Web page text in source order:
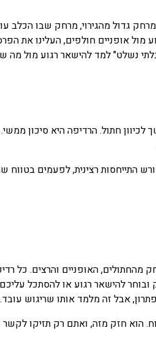
גדול מהגירוי, מרחק שבו
מול אופניים חולפים, העלינו את
נשלט" למד להישאר רגוע מול מה
חתול. הרדיפה היא סיכון
התייחסות רצינית, לפעמים בטווח
מהחתולים, האופניים והרצים. כל
ובוחר להישאר רגוע או להסתכל
אבל זה מלמד אותו שריגוש
חזק מזה, ואתם רק תזיקו לקשר